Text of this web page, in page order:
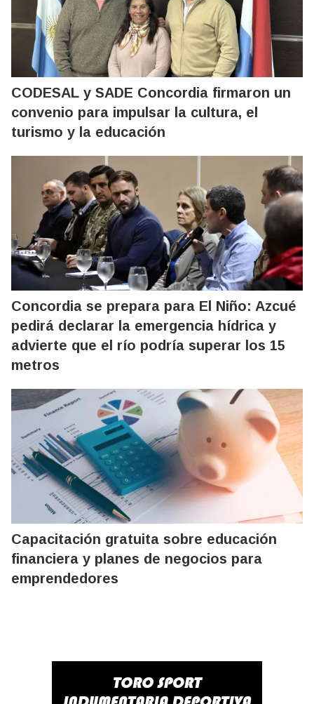
CODESAL y SADE Concordia firmaron un
convenio para impulsar la cultura, el
turismo y la educación
Concordia se prepara para El Niño: Azcué
pedirá declarar la emergencia hídrica y
advierte que el río podría superar los 15
metros
Capacitación gratuita sobre educación
financiera y planes de negocios para
emprendedores